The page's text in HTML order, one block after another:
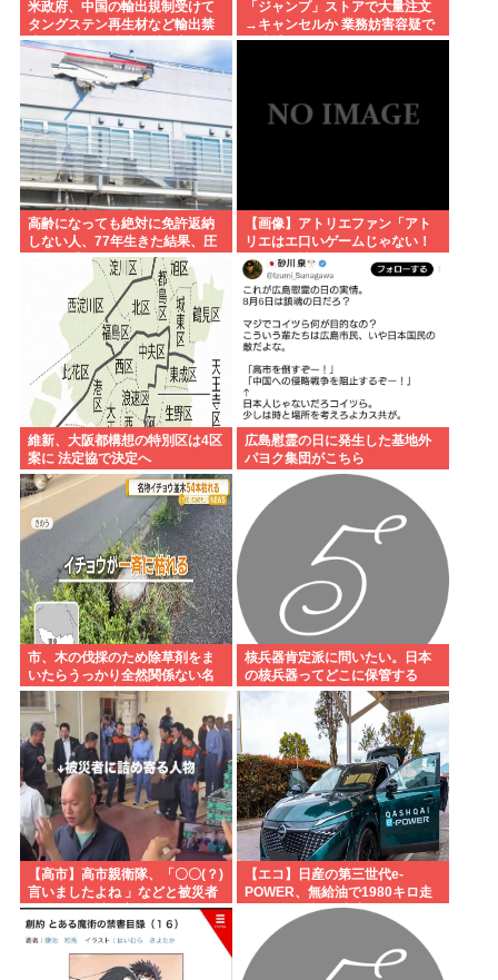
米政府、中国の輸出規制受けて
タングステン再生材など輸出禁
止へ 日本さん米中に挟み撃ちさ
れる形に
「ジャンプ」ストアで大量注文
→キャンセルか 業務妨害容疑で
女逮捕
高齢になっても絶対に免許返納
しない人、77年生きた結果、圧
倒的な『そうはならんやろ』で
【画像】アトリエファン「アト
リエはエ口いゲームじゃない！
ライザを性的な目で見てる奴は
にわか！」
維新、大阪都構想の特別区は4区
案に 法定協で決定へ
広島慰霊の日に発生した基地外
パヨク集団がこちら
市、木の伐採のため除草剤をま
いたらうっかり全然関係ない名
物イチョウ並木道54本を全滅さ
せてしまう(・ω<)
核兵器肯定派に問いたい。日本
の核兵器ってどこに保管する
の？
【高市】高市親衛隊、「〇〇(？)
言いましたよね 」などと被災者
を睨みつけ詰め寄る
【エコ】日産の第三世代e-
POWER、無給油で1980キロ走
ってギネス記録達成